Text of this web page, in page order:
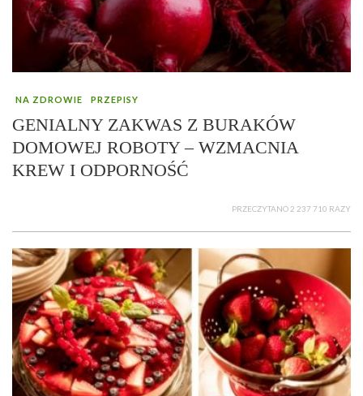
NA ZDROWIE PRZEPISY
GENIALNY ZAKWAS Z BURAKÓW
DOMOWEJ ROBOTY – WZMACNIA
KREW I ODPORNOŚĆ
PRZECZYTANO 2 237 710 RAZY